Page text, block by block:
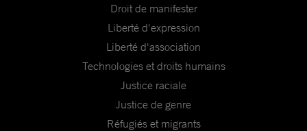
Droit de manifester
Liberté d'expression
Liberté d'association
Technologies et droits humains
Justice raciale
Justice de genre
Réfugiés et migrants